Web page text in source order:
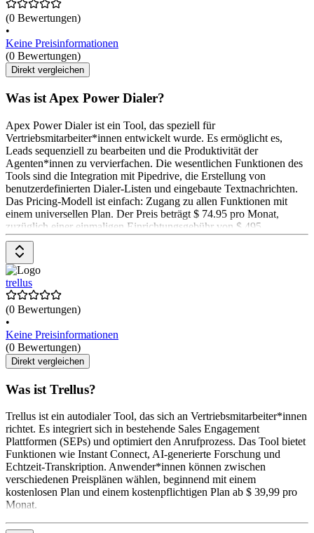
(0 Bewertungen)
•
Keine Preisinformationen
(0 Bewertungen)
Direkt vergleichen
Was ist Apex Power Dialer?
Apex Power Dialer ist ein Tool, das speziell für
Vertriebsmitarbeiter*innen entwickelt wurde. Es ermöglicht es,
Leads sequenziell zu bearbeiten und die Produktivität der
Agenten*innen zu vervierfachen. Die wesentlichen Funktionen des
Tools sind die Integration mit Pipedrive, die Erstellung von
benutzerdefinierten Dialer-Listen und eingebaute Textnachrichten.
Das Pricing-Modell ist einfach: Zugang zu allen Funktionen mit
einem universellen Plan. Der Preis beträgt $ 74.95 pro Monat,
zuzüglich einer einmaligen Einrichtungsgebühr von $ 495.
Telekommunikationsgebühren werden direkt an Twilio gezahlt.
trellus
(0 Bewertungen)
•
Keine Preisinformationen
(0 Bewertungen)
Direkt vergleichen
Was ist Trellus?
Trellus ist ein autodialer Tool, das sich an Vertriebsmitarbeiter*innen
richtet. Es integriert sich in bestehende Sales Engagement
Plattformen (SEPs) und optimiert den Anrufprozess. Das Tool bietet
Funktionen wie Instant Connect, AI-generierte Forschung und
Echtzeit-Transkription. Anwender*innen können zwischen
verschiedenen Preisplänen wählen, beginnend mit einem
kostenlosen Plan und einem kostenpflichtigen Plan ab $ 39,99 pro
Monat.